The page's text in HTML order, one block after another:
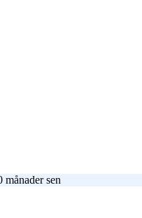
månader sen